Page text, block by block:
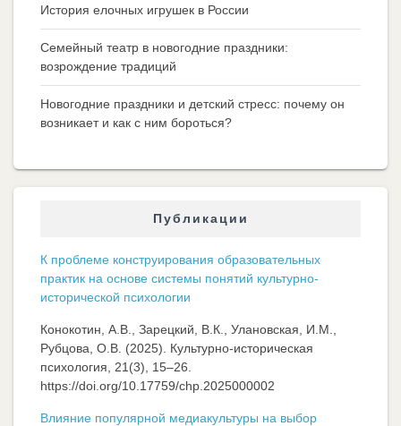
История елочных игрушек в России
Семейный театр в новогодние праздники:
возрождение традиций
Новогодние праздники и детский стресс: почему он
возникает и как с ним бороться?
Публикации
К проблеме конструирования образовательных
практик на основе системы понятий культурно-
исторической психологии
Конокотин, А.В., Зарецкий, В.К., Улановская, И.М.,
Рубцова, О.В. (2025). Культурно-историческая
психология, 21(3), 15–26.
https://doi.org/10.17759/chp.2025000002
Влияние популярной медиакультуры на выбор